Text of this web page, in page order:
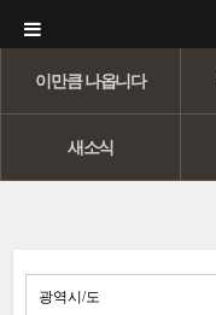
이만큼 나옵니다
새소식